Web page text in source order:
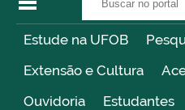
Estude na UFOB
Extensão e Cultura
Ouvidoria
Estudantes